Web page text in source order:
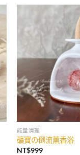
能量清理
礦寶の倒流薰香浴
NT$999